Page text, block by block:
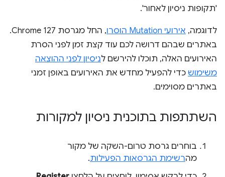
'תקופות ניסיון לאחור'.
לדוגמה, אירועי Mutation הוסרו
, החל מגרסת Chrome 127.
באתרים שבהם דרושה לכם עוד קצת זמן לפני הסרת
האירועים האלה, תוכלו להירשם לניסיון לפני ההוצאה
משימוש כדי להפעיל מחדש את האירועים באופן זמני
באתרים מסוימים.
השתתפות בתוכנית ניסיון למקורות
בוחרים גרסת טרום-השקה של מקור
מהרשימת הגרסאות הפעילות.